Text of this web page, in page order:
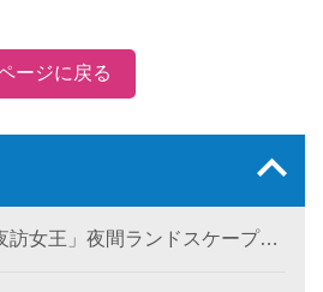
ージに戻る
訪女王」夜間ランドスケープ美